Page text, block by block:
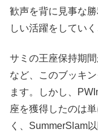
歓声を背に見事な
しい活躍をしてい
サミの王座保持期
など、このブッキ
ます。しかし、
座を獲得したのは
く、SummerSlam